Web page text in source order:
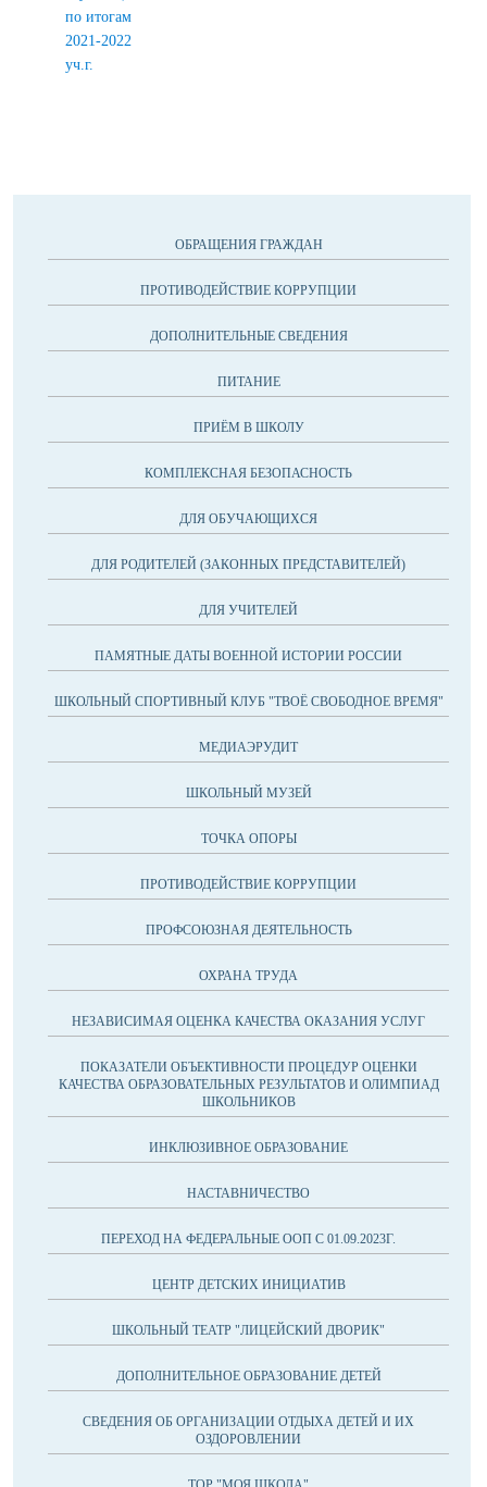
по итогам
2021-2022
уч.г.
ОБРАЩЕНИЯ ГРАЖДАН
ПРОТИВОДЕЙСТВИЕ КОРРУПЦИИ
ДОПОЛНИТЕЛЬНЫЕ СВЕДЕНИЯ
ПИТАНИЕ
ПРИЁМ В ШКОЛУ
КОМПЛЕКСНАЯ БЕЗОПАСНОСТЬ
ДЛЯ ОБУЧАЮЩИХСЯ
ДЛЯ РОДИТЕЛЕЙ (ЗАКОННЫХ ПРЕДСТАВИТЕЛЕЙ)
ДЛЯ УЧИТЕЛЕЙ
ПАМЯТНЫЕ ДАТЫ ВОЕННОЙ ИСТОРИИ РОССИИ
ШКОЛЬНЫЙ СПОРТИВНЫЙ КЛУБ "ТВОЁ СВОБОДНОЕ ВРЕМЯ"
МЕДИАЭРУДИТ
ШКОЛЬНЫЙ МУЗЕЙ
ТОЧКА ОПОРЫ
ПРОТИВОДЕЙСТВИЕ КОРРУПЦИИ
ПРОФСОЮЗНАЯ ДЕЯТЕЛЬНОСТЬ
ОХРАНА ТРУДА
НЕЗАВИСИМАЯ ОЦЕНКА КАЧЕСТВА ОКАЗАНИЯ УСЛУГ
ПОКАЗАТЕЛИ ОБЪЕКТИВНОСТИ ПРОЦЕДУР ОЦЕНКИ
КАЧЕСТВА ОБРАЗОВАТЕЛЬНЫХ РЕЗУЛЬТАТОВ И ОЛИМПИАД
ШКОЛЬНИКОВ
ИНКЛЮЗИВНОЕ ОБРАЗОВАНИЕ
НАСТАВНИЧЕСТВО
ПЕРЕХОД НА ФЕДЕРАЛЬНЫЕ ООП С 01.09.2023Г.
ЦЕНТР ДЕТСКИХ ИНИЦИАТИВ
ШКОЛЬНЫЙ ТЕАТР "ЛИЦЕЙСКИЙ ДВОРИК"
ДОПОЛНИТЕЛЬНОЕ ОБРАЗОВАНИЕ ДЕТЕЙ
СВЕДЕНИЯ ОБ ОРГАНИЗАЦИИ ОТДЫХА ДЕТЕЙ И ИХ
ОЗДОРОВЛЕНИИ